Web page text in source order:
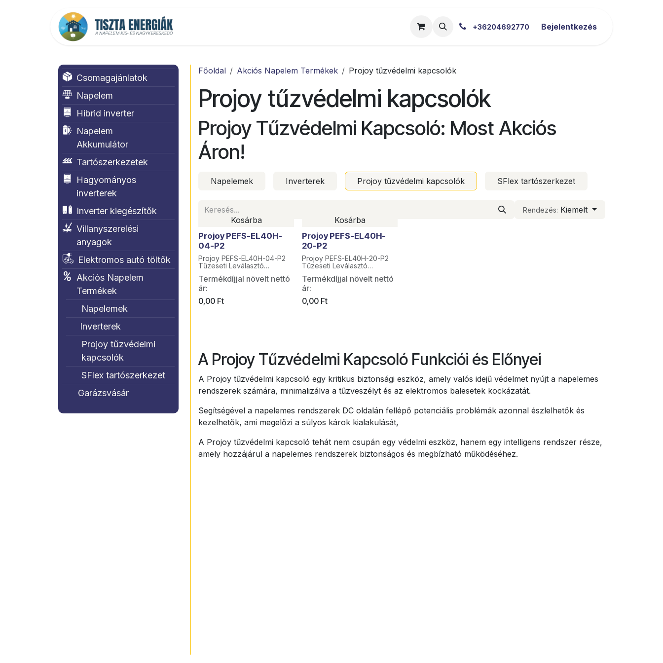
Szakértői Blog Letöltések
+36204692770 Bejelentkezés
Csomagajánlatok
Napelem
Hibrid inverter
Napelem
Akkumulátor
Tartószerkezetek
Hagyományos
inverterek
Inverter kiegészítők
Villanyszerelési
anyagok
Elektromos autó töltők
Akciós Napelem
Termékek
Napelemek
Inverterek
Projoy tűzvédelmi
kapcsolók
SFlex tartószerkezet
Garázsvásár
Főoldal Akciós Napelem Termékek Projoy tűzvédelmi kapcsolók
Projoy tűzvédelmi kapcsolók
Projoy Tűzvédelmi Kapcsoló: Most Akciós
Áron!
Napelemek Inverterek Projoy tűzvédelmi kapcsolók SFlex tartószerkezet
Rendezés: Kiemelt
Projoy PEFS-EL40H-
04-P2
Projoy PEFS-EL40H-04-P2
Tűzeseti Leválasztó
Kosárba
Termékdíjjal növelt nettó
ár:
0,00 Ft
Projoy PEFS-EL40H-
20-P2
Projoy PEFS-EL40H-20-P2
Tűzeseti Leválasztó
Kosárba
Termékdíjjal növelt nettó
ár:
0,00 Ft
A Projoy Tűzvédelmi Kapcsoló Funkciói és Előnyei
A Projoy tűzvédelmi kapcsoló egy kritikus biztonsági eszköz, amely valós idejű védelmet nyújt a napelemes
rendszerek számára, minimalizálva a tűzveszélyt és az elektromos balesetek kockázatát.
Segítségével a napelemes rendszerek DC oldalán fellépő potenciális problémák azonnal észlelhetők és
kezelhetők, ami megelőzi a súlyos károk kialakulását,
A Projoy tűzvédelmi kapcsoló tehát nem csupán egy védelmi eszköz, hanem egy intelligens rendszer része,
amely hozzájárul a napelemes rendszerek biztonságos és megbízható működéséhez.